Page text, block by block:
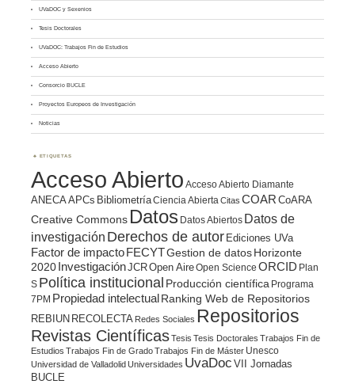
UVaDOC y Sexenios
Tesis Doctorales
UVaDOC: Trabajos Fin de Estudios
Acceso Abierto
Consorcio BUCLE
Proyectos Europeos de Investigación
Noticias
ETIQUETAS
Acceso Abierto Acceso Abierto Diamante
ANECA APCs BibliometríaCiencia Abierta Citas COAR CoARA
Creative Commons Datos Datos Abiertos Datos de
investigación Derechos de autor Ediciones UVa
Factor de impacto FECYTGestion de datosHorizonte
2020 InvestigaciónJCROpen AireOpen Science ORCID Plan
S Política institucional Producción científica Programa
7PM Propiedad intelectualRanking Web de Repositorios
REBIUN RECOLECTA Redes Sociales Repositorios
Revistas CientíficasTesis Tesis Doctorales Trabajos Fin de
Estudios Trabajos Fin de GradoTrabajos Fin de Máster Unesco
Universidad de ValladolidUniversidades UvaDoc VII Jornadas
BUCLE